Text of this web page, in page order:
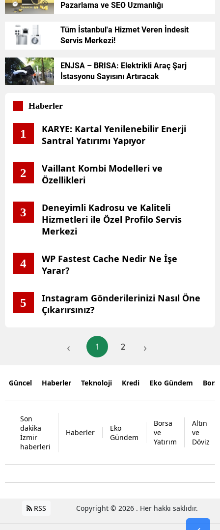
Pazarlama ve SEO Uzmanlığı
Tüm İstanbul'a Hizmet Veren İndesit
Servis Merkezi!
ENJSA – BRISA: Elektrikli Araç Şarj
İstasyonu Sayısını Artıracak
Haberler
1
KARYE: Kartal Yenilenebilir Enerji
Santral Yatırımı Yapıyor
2
Vaillant Kombi Modelleri ve
Özellikleri
3
Deneyimli Kadrosu ve Kaliteli
Hizmetleri ile Özel Profilo Servis
Merkezi
4
WP Fastest Cache Nedir Ne İşe
Yarar?
5
Instagram Gönderilerinizi Nasıl Öne
Çıkarırsınız?
‹ 1 2 ›
Güncel Haberler Teknoloji Kredi Eko Gündem
Son
dakika
İzmir
haberleri
Haberler
Eko
Gündem
Borsa
ve
Yatırım
Altın
ve
Döviz
RSS Copyright © 2026 . Her hakkı saklıdır.